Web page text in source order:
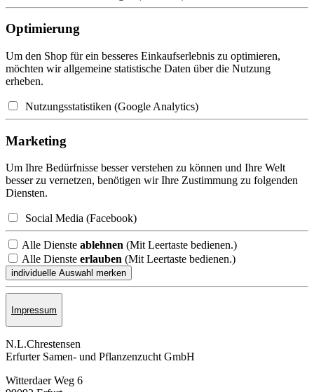
Optimierung
Um den Shop für ein besseres Einkaufserlebnis zu optimieren,
möchten wir allgemeine statistische Daten über die Nutzung
erheben.
Nutzungsstatistiken (Google Analytics)
Marketing
Um Ihre Bedürfnisse besser verstehen zu können und Ihre Welt
besser zu vernetzen, benötigen wir Ihre Zustimmung zu folgenden
Diensten.
Social Media (Facebook)
Alle Dienste ablehnen (Mit Leertaste bedienen.)
Alle Dienste erlauben (Mit Leertaste bedienen.)
Impressum
N.L.Chrestensen
Erfurter Samen- und Pflanzen­zucht GmbH
Witterdaer Weg 6